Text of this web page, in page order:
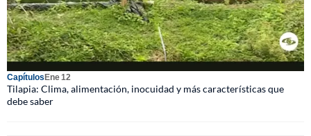
CapítulosEne 12
Tilapia: Clima, alimentación, inocuidad y más características que
debe saber